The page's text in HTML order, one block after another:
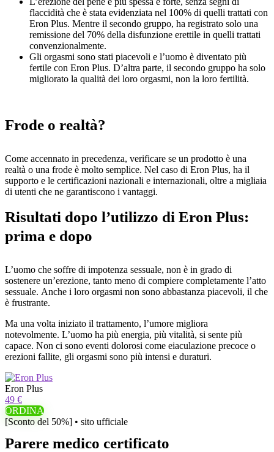
flaccidità che è stata evidenziata nel 100% di quelli trattati con
Eron Plus. Mentre il secondo gruppo, ha registrato solo una
remissione del 70% della disfunzione erettile in quelli trattati
convenzionalmente.
Gli orgasmi sono stati piacevoli e l’uomo è diventato più
fertile con Eron Plus. D’altra parte, il secondo gruppo ha solo
migliorato la qualità dei loro orgasmi, non la loro fertilità.
Frode o realtà?
Come accennato in precedenza, verificare se un prodotto è una
realtà o una frode è molto semplice. Nel caso di Eron Plus, ha il
supporto e le certificazioni nazionali e internazionali, oltre a migliaia
di utenti che ne garantiscono i vantaggi.
Risultati dopo l’utilizzo di Eron Plus:
prima e dopo
L’uomo che soffre di impotenza sessuale, non è in grado di
sostenere un’erezione, tanto meno di compiere completamente l’atto
sessuale. Anche i loro orgasmi non sono abbastanza piacevoli, il che
è frustrante.
Ma una volta iniziato il trattamento, l’umore migliora
notevolmente. L’uomo ha più energia, più vitalità, si sente più
capace. Non ci sono eventi dolorosi come eiaculazione precoce o
erezioni fallite, gli orgasmi sono più intensi e duraturi.
Eron Plus
49 €
ORDINA
[Sconto del 50%] • sito ufficiale
Parere medico certificato